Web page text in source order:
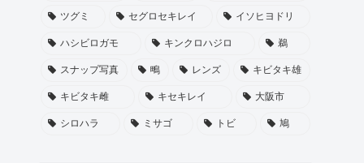
ツグミ セグロセキレイ イソヒヨドリ
ハシビロガモ キンクロハジロ 鵜
スナップ写真 鴫 レンズ キビタキ雄
キビタキ雌 キセキレイ 大阪市
シロハラ ミサゴ トビ 鳩